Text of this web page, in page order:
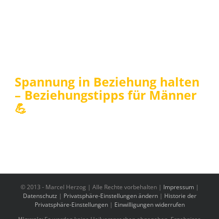
Spannung in Beziehung halten
– Beziehungstipps für Männer
💪
© 2013 - Marcel Herzog | Alle Rechte vorbehalten | Impressum |
Datenschutz | Privatsphäre-Einstellungen ändern| Historie der
Privatsphäre-Einstellungen| Einwilligungen widerrufen